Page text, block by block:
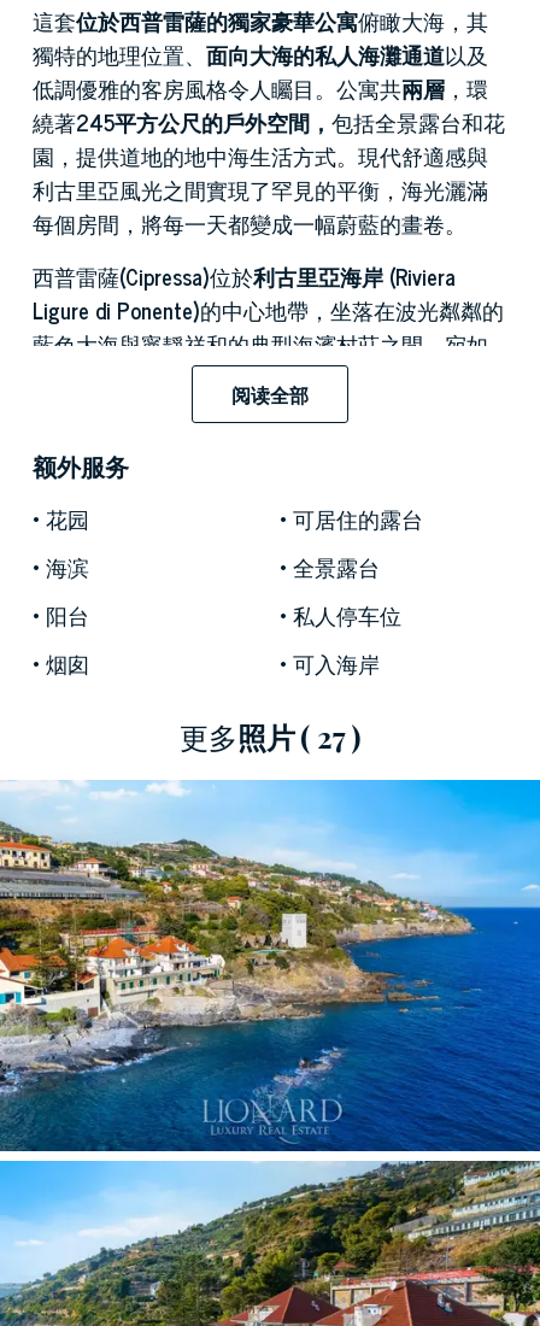
這套位於西普雷薩的獨家豪華公寓俯瞰大海，其
獨特的地理位置、 面向大海的私人海灘通道以及
低調優雅的客房風格令人矚目。公寓共兩層 ，環
繞著245平方公尺的戶外空間， 包括全景露台和花
園，提供道地的地中海生活方式。現代舒適感與
利古里亞風光之間實現了罕見的平衡，海光灑滿
每個房間，將每一天都變成一幅蔚藍的畫卷。
西普雷薩(Cipressa)位於利古里亞海岸 (Riviera
Ligure di Ponente)的中心地帶，坐落在波光粼粼的
藍色大海與寧靜祥和的典型海濱村莊之間，宛如
一顆鑲嵌在懸崖峭壁、橄欖樹林和壯麗海景之間
的瑰寶。這座小鎮距離聖雷莫 因佩里亞
完美融合。溫和的氣候、地中海的芬芳以及四季
皆宜的海濱風光，使這裡成為利古里亞海岸最受
自然的人士的理想之選。
獨立入口穿過
精心維護的95平方米花園
人的綠地營造出放鬆與私密的氛圍，也是整棟別
和俯瞰大海的大窗戶。從這裡出
受寧靜的戶外時光，或在海浪映襯下享用早餐。
同一層，設有一間可欣賞花園景色的雙人臥室
、
一間可通往內部庭院的次臥室以及一間帶淋浴的
現代設計浴室。室內氛圍溫暖而精緻，家具典
雅，自然光的巧妙運用增強了室內外之間的和諧
對話。
內外樓梯連接房屋的兩層，直達底層，這裡是整
棟別墅最壯觀的部分。這裡擁有一個 115平方公尺
的壯麗露台，可一覽無遺地欣賞海景，並可直接
通往私人海灘。寬敞的海濱客廳佔據了這一層，
地中海的陽光灑滿整個房間。此外，該層還設有
一間實用的廚房、兩間舒適的臥室和一間優雅的
浴室。所有房間均以極致舒適為設計理念，並採
用優質材料和細節裝飾，進一步彰顯了別墅的航
海風格。
阅读全部
额外服务
花园
可居住的露台
海滨
全景露台
阳台
私人停车位
烟囱
可入海岸
更多照片( 27 )